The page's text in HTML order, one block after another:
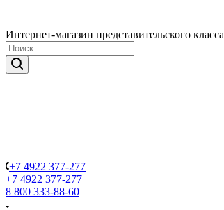
Интернет-магазин представительского класса
+7 4922 377-277
+7 4922 377-277
8 800 333-88-60